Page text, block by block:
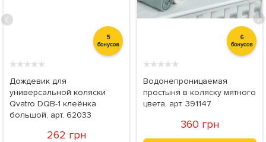
5
бонусов
★★★★★
Дождевик для
универсальной коляски
Qvatro DQB-1 клеёнка
большой, арт. 62033
262 грн
6
бонусов
★★★★★
Водонепроницаемая
простыня в коляску мятного
цвета, арт. 391147
360 грн